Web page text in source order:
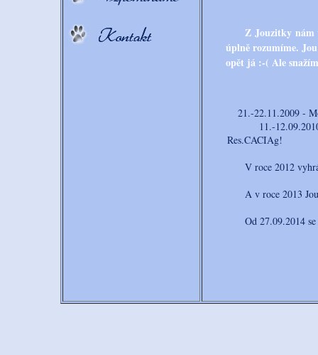
Z Jouzitky nám
úplně rozumíme.
opět já :-( Ale
21.-22.11.2009 -
11.-12.09.2010
Res.CACIAg!
V roce 2012
A v roce 2013
Od 27.09.2014 se